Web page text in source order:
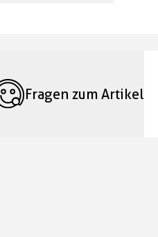
Fragen zum Artikel